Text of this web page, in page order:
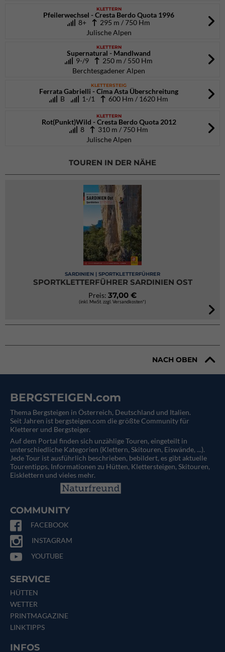
KLETTERN
Pfeilerwechsel - Cresta Berdo Quota 1996
8+
295 m / 750 Hm
Julische Alpen
KLETTERN
Supernatural - Mandlwand
9-/9
250 m / 550 Hm
Berchtesgadener Alpen
KLETTERSTEIG
Ferrata Gabrielli - Cima Asta Überschreitung
B
1-/1 600 Hm / 1620 Hm
KLETTERN
Rot(Punkt)Wild - Cresta Berdo Quota 2012
8
310 m / 750 Hm
Julische Alpen
TOUREN IN DER NÄHE
SARDINIEN | SPORTKLETTERFÜHRER
SPORTKLETTERFÜHRER SARDINIEN OST
Preis: 37,00 €
(inkl. MwSt. zzgl. Versandkosten*)
NACH OBEN
BERGSTEIGEN.com
Thema Bergsteigen in Österreich, Deutschland und Italien.
Seit Jahren ist bergsteigen.com die größte Community für
Kletterer und Bergsteiger.
Auf dem Portal finden sich unzählige Touren, eingeteilt in
unterschiedliche Kategorien (Klettern, Skitouren, Eiswände, ...).
Jede Tour ist ausführlich beschrieben, bebildert, es gibt aktuelle
Tourentipps, Informationen zu Hütten, Klettersteigen, Skitouren,
Eisklettern und vieles mehr.
COMMUNITY
FACEBOOK
INSTAGRAM
YOUTUBE
SERVICE
HÜTTEN
WETTER
PRINTMAGAZINE
LINKTIPPS
INFOS